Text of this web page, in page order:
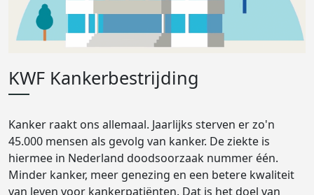
KWF Kankerbestrijding
Kanker raakt ons allemaal. Jaarlijks sterven er zo'n
45.000 mensen als gevolg van kanker. De ziekte is
hiermee in Nederland doodsoorzaak nummer één.
Minder kanker, meer genezing en een betere kwaliteit
van leven voor kankerpatiënten. Dat is het doel van